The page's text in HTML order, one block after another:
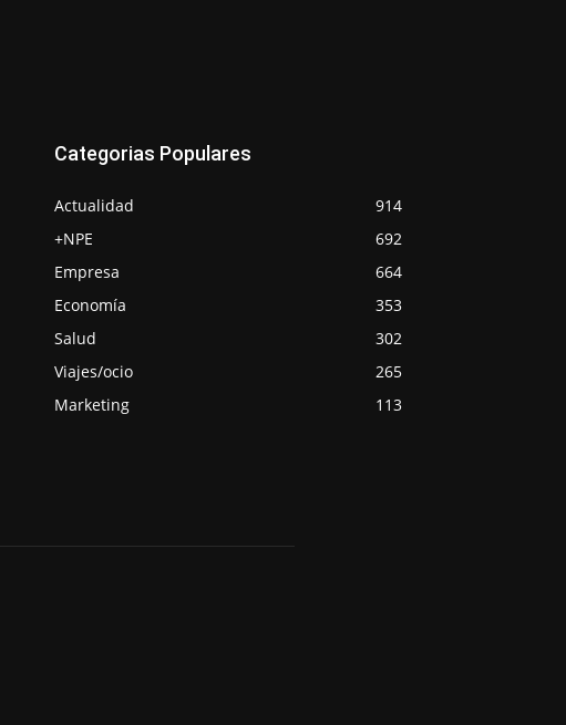
Categorias Populares
Actualidad
914
+NPE
692
Empresa
664
Economía
353
Salud
302
Viajes/ocio
265
Marketing
113